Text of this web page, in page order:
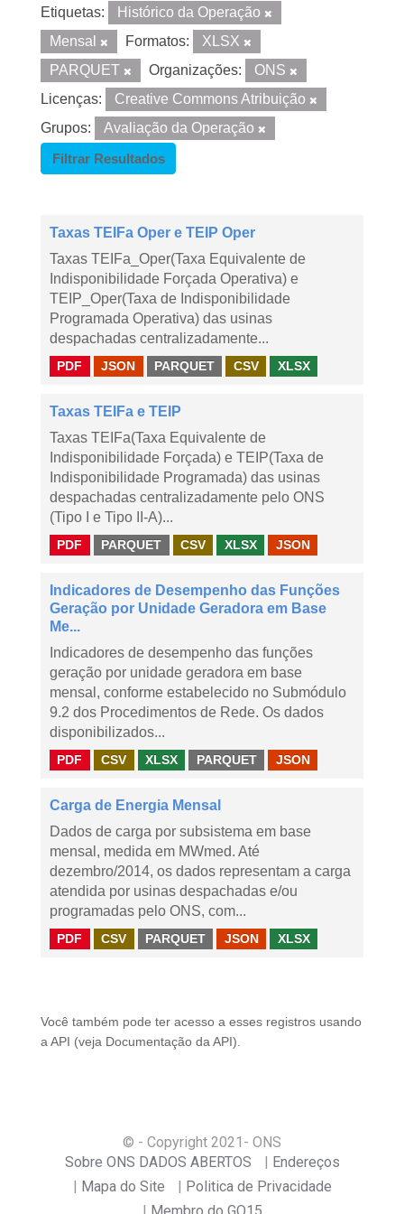
Etiquetas:
Histórico da Operação
Mensal
Formatos:
XLSX
PARQUET
Organizações:
ONS
Licenças:
Creative Commons Atribuição
Grupos:
Avaliação da Operação
Filtrar Resultados
Taxas TEIFa Oper e TEIP Oper
Taxas TEIFa_Oper(Taxa Equivalente de
Indisponibilidade Forçada Operativa) e
TEIP_Oper(Taxa de Indisponibilidade
Programada Operativa) das usinas
despachadas centralizadamente...
PDF JSON PARQUET CSV XLSX
Taxas TEIFa e TEIP
Taxas TEIFa(Taxa Equivalente de
Indisponibilidade Forçada) e TEIP(Taxa de
Indisponibilidade Programada) das usinas
despachadas centralizadamente pelo ONS
(Tipo I e Tipo II-A)...
PDF PARQUET CSV XLSX JSON
Indicadores de Desempenho das Funções
Geração por Unidade Geradora em Base
Me...
Indicadores de desempenho das funções
geração por unidade geradora em base
mensal, conforme estabelecido no Submódulo
9.2 dos Procedimentos de Rede. Os dados
disponibilizados...
PDF CSV XLSX PARQUET JSON
Carga de Energia Mensal
Dados de carga por subsistema em base
mensal, medida em MWmed. Até
dezembro/2014, os dados representam a carga
atendida por usinas despachadas e/ou
programadas pelo ONS, com...
PDF CSV PARQUET JSON XLSX
Você também pode ter acesso a esses registros usando
a API (veja Documentação da API ).
© - Copyright 2021 - ONS
Sobre ONS DADOS ABERTOS
Endereços
Mapa do Site
Politica de Privacidade